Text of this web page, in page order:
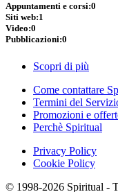
Appuntamenti e corsi:0
Siti web:1
Video:0
Pubblicazioni:0
Scopri di più
Come contattare
Termini del
Promozioni e
Perchè Spiritual
Privacy Policy
Cookie Policy
© 1998-2026 Spiritual -